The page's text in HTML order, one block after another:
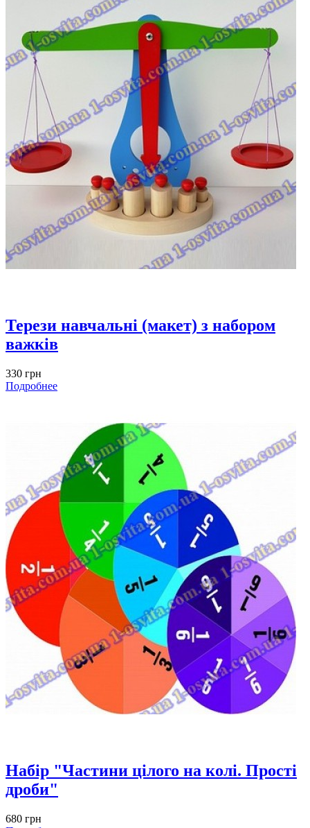
Терези навчальні (макет) з набором
важків
330 грн
Подробнее
Набір "Частини цілого на колі. Прості
дроби"
680 грн